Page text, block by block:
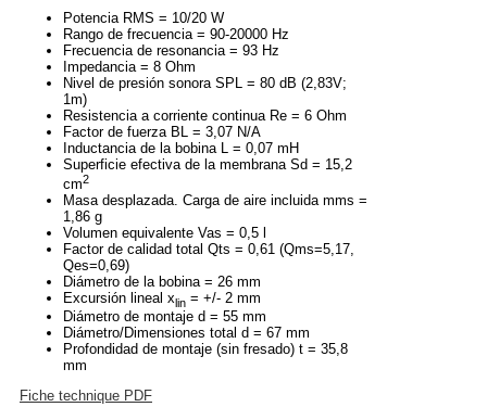
Potencia RMS = 10/20 W
Rango de frecuencia = 90-20000 Hz
Frecuencia de resonancia = 93 Hz
Impedancia = 8 Ohm
Nivel de presión sonora SPL = 80 dB (2,83V;
1m)
Resistencia a corriente continua Re = 6 Ohm
Factor de fuerza BL = 3,07 N/A
Inductancia de la bobina L = 0,07 mH
Superficie efectiva de la membrana Sd = 15,2
cm2
Masa desplazada. Carga de aire incluida mms =
1,86 g
Volumen equivalente Vas = 0,5 l
Factor de calidad total Qts = 0,61 (Qms=5,17,
Qes=0,69)
Diámetro de la bobina = 26 mm
Excursión lineal xlin = +/- 2 mm
Diámetro de montaje d = 55 mm
Diámetro/Dimensiones total d = 67 mm
Profondidad de montaje (sin fresado) t = 35,8
mm
Fiche technique PDF